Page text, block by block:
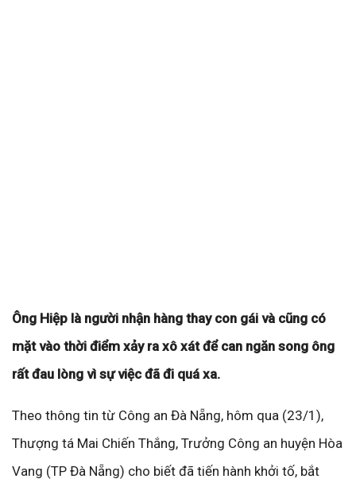
Ông Hiệp là người nhận hàng thay con gái và cũng có
mặt vào thời điểm xảy ra xô xát để can ngăn song ông
rất đau lòng vì sự việc đã đi quá xa.
Theo thông tin từ Công an Đà Nẵng, hôm qua (23/1),
Thượng tá Mai Chiến Thắng, Trưởng Công an huyện Hòa
Vang (TP Đà Nẵng) cho biết đã tiến hành khởi tố, bắt